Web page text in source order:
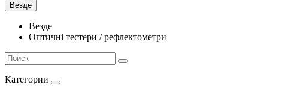
Везде
Везде
Оптичні тестери / рефлектометри
Категории